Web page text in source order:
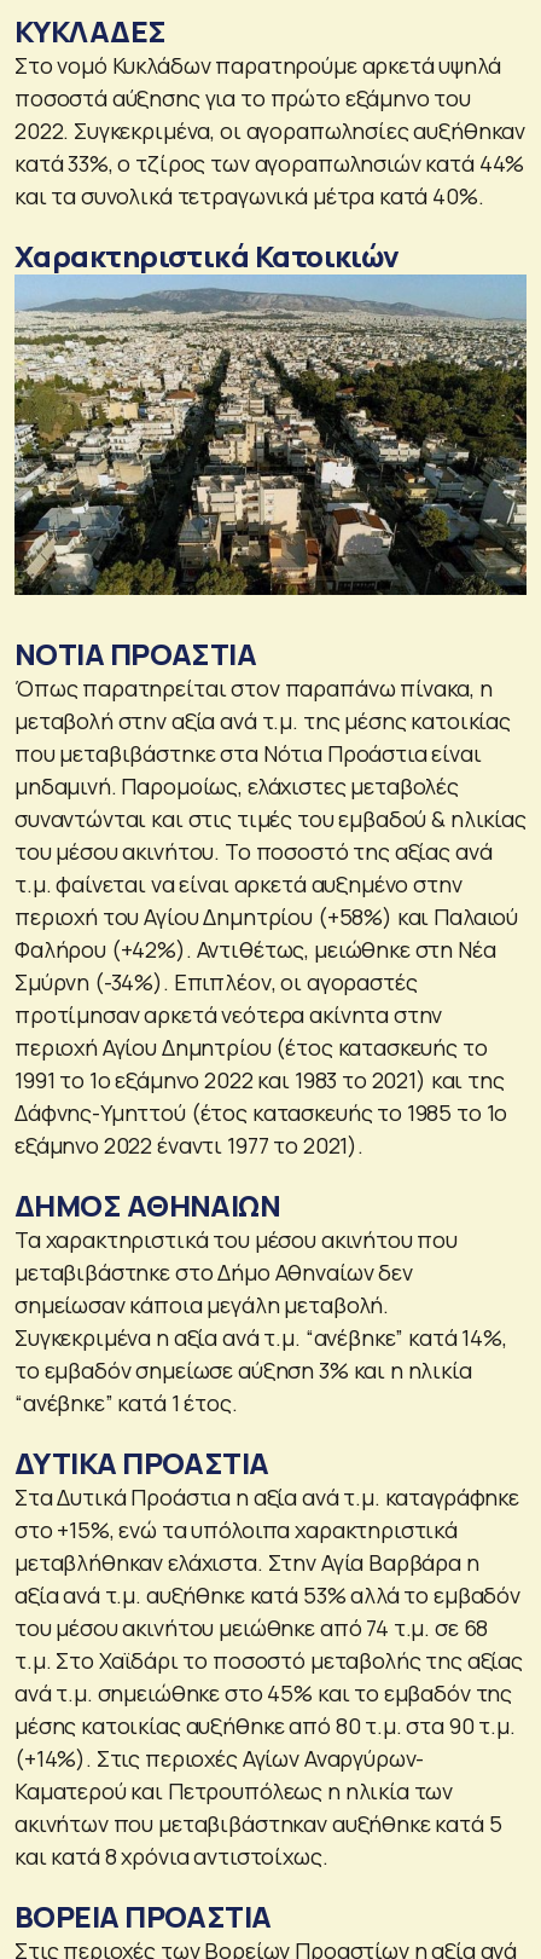
ΚΥΚΛΑΔΕΣ
Στο νομό Κυκλάδων παρατηρούμε αρκετά υψηλά
ποσοστά αύξησης για το πρώτο εξάμηνο του
2022. Συγκεκριμένα, οι αγοραπωλησίες αυξήθηκαν
κατά 33%, ο τζίρος των αγοραπωλησιών κατά 44%
και τα συνολικά τετραγωνικά μέτρα κατά 40%.
Χαρακτηριστικά Κατοικιών
ΝΟΤΙΑ ΠΡΟΑΣΤΙΑ
Όπως παρατηρείται στον παραπάνω πίνακα, η
μεταβολή στην αξία ανά τ.μ. της μέσης κατοικίας
που μεταβιβάστηκε στα Νότια Προάστια είναι
μηδαμινή. Παρομοίως, ελάχιστες μεταβολές
συναντώνται και στις τιμές του εμβαδού & ηλικίας
του μέσου ακινήτου. Το ποσοστό της αξίας ανά
τ.μ. φαίνεται να είναι αρκετά αυξημένο στην
περιοχή του Αγίου Δημητρίου (+58%) και Παλαιού
Φαλήρου (+42%). Αντιθέτως, μειώθηκε στη Νέα
Σμύρνη (-34%). Επιπλέον, οι αγοραστές
προτίμησαν αρκετά νεότερα ακίνητα στην
περιοχή Αγίου Δημητρίου (έτος κατασκευής το
1991 το 1ο εξάμηνο 2022 και 1983 το 2021) και της
Δάφνης-Υμηττού (έτος κατασκευής το 1985 το 1ο
εξάμηνο 2022 έναντι 1977 το 2021).
ΔΗΜΟΣ ΑΘΗΝΑΙΩΝ
Τα χαρακτηριστικά του μέσου ακινήτου που
μεταβιβάστηκε στο Δήμο Αθηναίων δεν
σημείωσαν κάποια μεγάλη μεταβολή.
Συγκεκριμένα η αξία ανά τ.μ. “ανέβηκε” κατά 14%,
το εμβαδόν σημείωσε αύξηση 3% και η ηλικία
“ανέβηκε” κατά 1 έτος.
ΔΥΤΙΚΑ ΠΡΟΑΣΤΙΑ
Στα Δυτικά Προάστια η αξία ανά τ.μ. καταγράφηκε
στο +15%, ενώ τα υπόλοιπα χαρακτηριστικά
μεταβλήθηκαν ελάχιστα. Στην Αγία Βαρβάρα η
αξία ανά τ.μ. αυξήθηκε κατά 53% αλλά το εμβαδόν
του μέσου ακινήτου μειώθηκε από 74 τ.μ. σε 68
τ.μ. Στο Χαϊδάρι το ποσοστό μεταβολής της αξίας
ανά τ.μ. σημειώθηκε στο 45% και το εμβαδόν της
μέσης κατοικίας αυξήθηκε από 80 τ.μ. στα 90 τ.μ.
(+14%). Στις περιοχές Αγίων Αναργύρων-
Καματερού και Πετρουπόλεως η ηλικία των
ακινήτων που μεταβιβάστηκαν αυξήθηκε κατά 5
και κατά 8 χρόνια αντιστοίχως.
ΒΟΡΕΙΑ ΠΡΟΑΣΤΙΑ
Στις περιοχές των Βορείων Προαστίων η αξία ανά